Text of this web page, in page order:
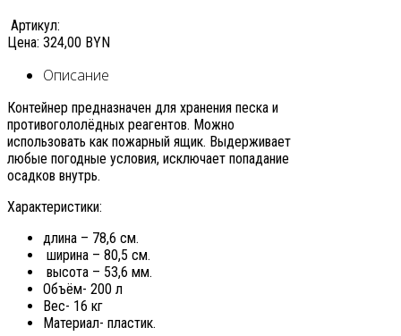
Артикул:
Цена: 324,00 BYN
Описание
Контейнер предназначен для хранения песка и
противогололёдных реагентов. Можно
использовать как пожарный ящик. Выдерживает
любые погодные условия, исключает попадание
осадков внутрь.
Характеристики:
длина – 78,6 см.
ширина – 80,5 см.
высота – 53,6 мм.
Объём- 200 л
Вес- 16 кг
Материал- пластик.